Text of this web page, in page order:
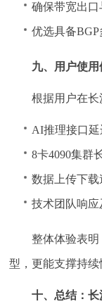
确保带宽出口
优选具备BGP
九、用户使
根据用户在长
AI推理接口延
8卡4090集群
数据上传下载
技术团队响应
整体体验表明
型，更能支撑持续
十、总结：